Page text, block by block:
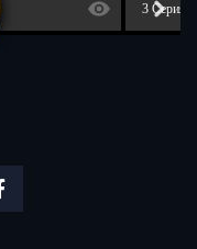
3 Серия